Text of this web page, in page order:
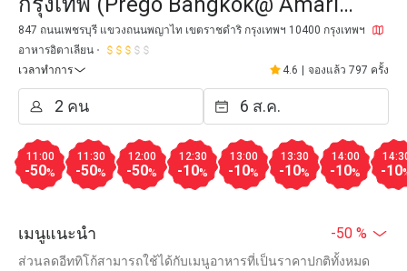
Watergate Bangkok)
847 ถนนเพชรบุรี แขวงถนนพญาไท เขตราชดำริ กรุงเทพฯ 10400 กรุงเทพฯ
อาหารอิตาเลียน
เวลาทำการ
4.6 จองแล้ว 797 ครั้ง
11:00
-50%
11:30
-50%
12:00
-50%
12:30
-10%
13:00
-10%
13:30
-10%
14:00
-10% -10
เมนูแนะนำ -50 %
ส่วนลดอีททิโก้สามารถใช้ได้กับเมนูอาหารที่เป็นราคาปกติทั้งหมด